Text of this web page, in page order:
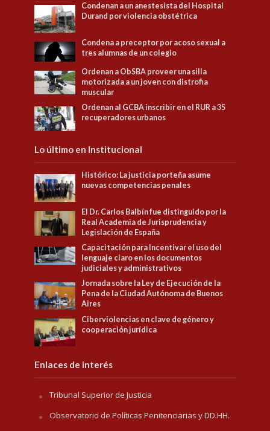
Condenan a un anestesista del Hospital
Durand por violencia obstétrica
Condena a preceptor por acoso sexual a
tres alumnas de un colegio
Ordenan a ObSBA proveer una silla
motorizada a un joven con distrofia
muscular
Ordenan al GCBA inscribir en el RUR a 35
recuperadores urbanos
Lo último en Institucional
Histórico: La justicia porteña asume
nuevas competencias penales
El Dr. Carlos Balbín fue distinguido por la
Real Academia de Jurisprudencia y
Legislación de España
Capacitación para Incentivar el uso del
lenguaje claro en los documentos
judiciales y administrativos
Jornada sobre la Ley de Ejecución de la
Pena de la Ciudad Autónoma de Buenos
Aires
Ciberviolencias en clave de género y
cooperación jurídica
Enlaces de interés
Tribunal Superior de Justicia
Observatorio de Políticas Penitenciarias y DD.HH.